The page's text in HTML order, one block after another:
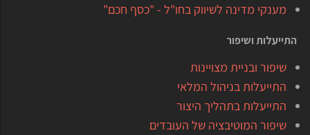
מענקי מדינה לשיווק בחו"ל - "כסף חכם"
התייעלות ושיפור
שיפור ובניית מצויינות
התייעלות בניהול המלאי
התייעלות בתהליך היצור
שיפור המוטיבציה של העובדים